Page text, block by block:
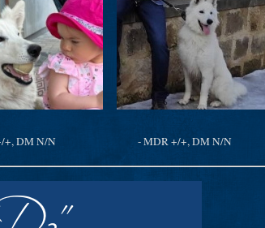
+, DM N/N - MDR +/+, DM N/N